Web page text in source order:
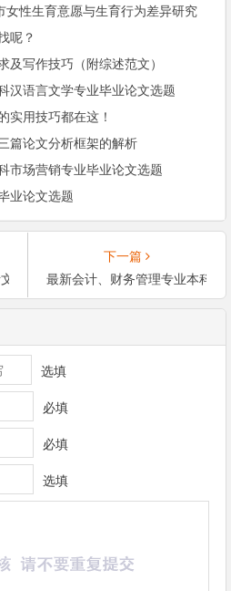
女性生育意愿与生育行为差异研究
呢？
写作技巧（附综述范文）
汉语言文学专业毕业论文选题
实用技巧都在这！
篇论文分析框架的解析
市场营销专业毕业论文选题
业论文选题
献过少是什么意思呢？
下一篇
最新会计、财务管理专业本科
选填
必填
必填
选填